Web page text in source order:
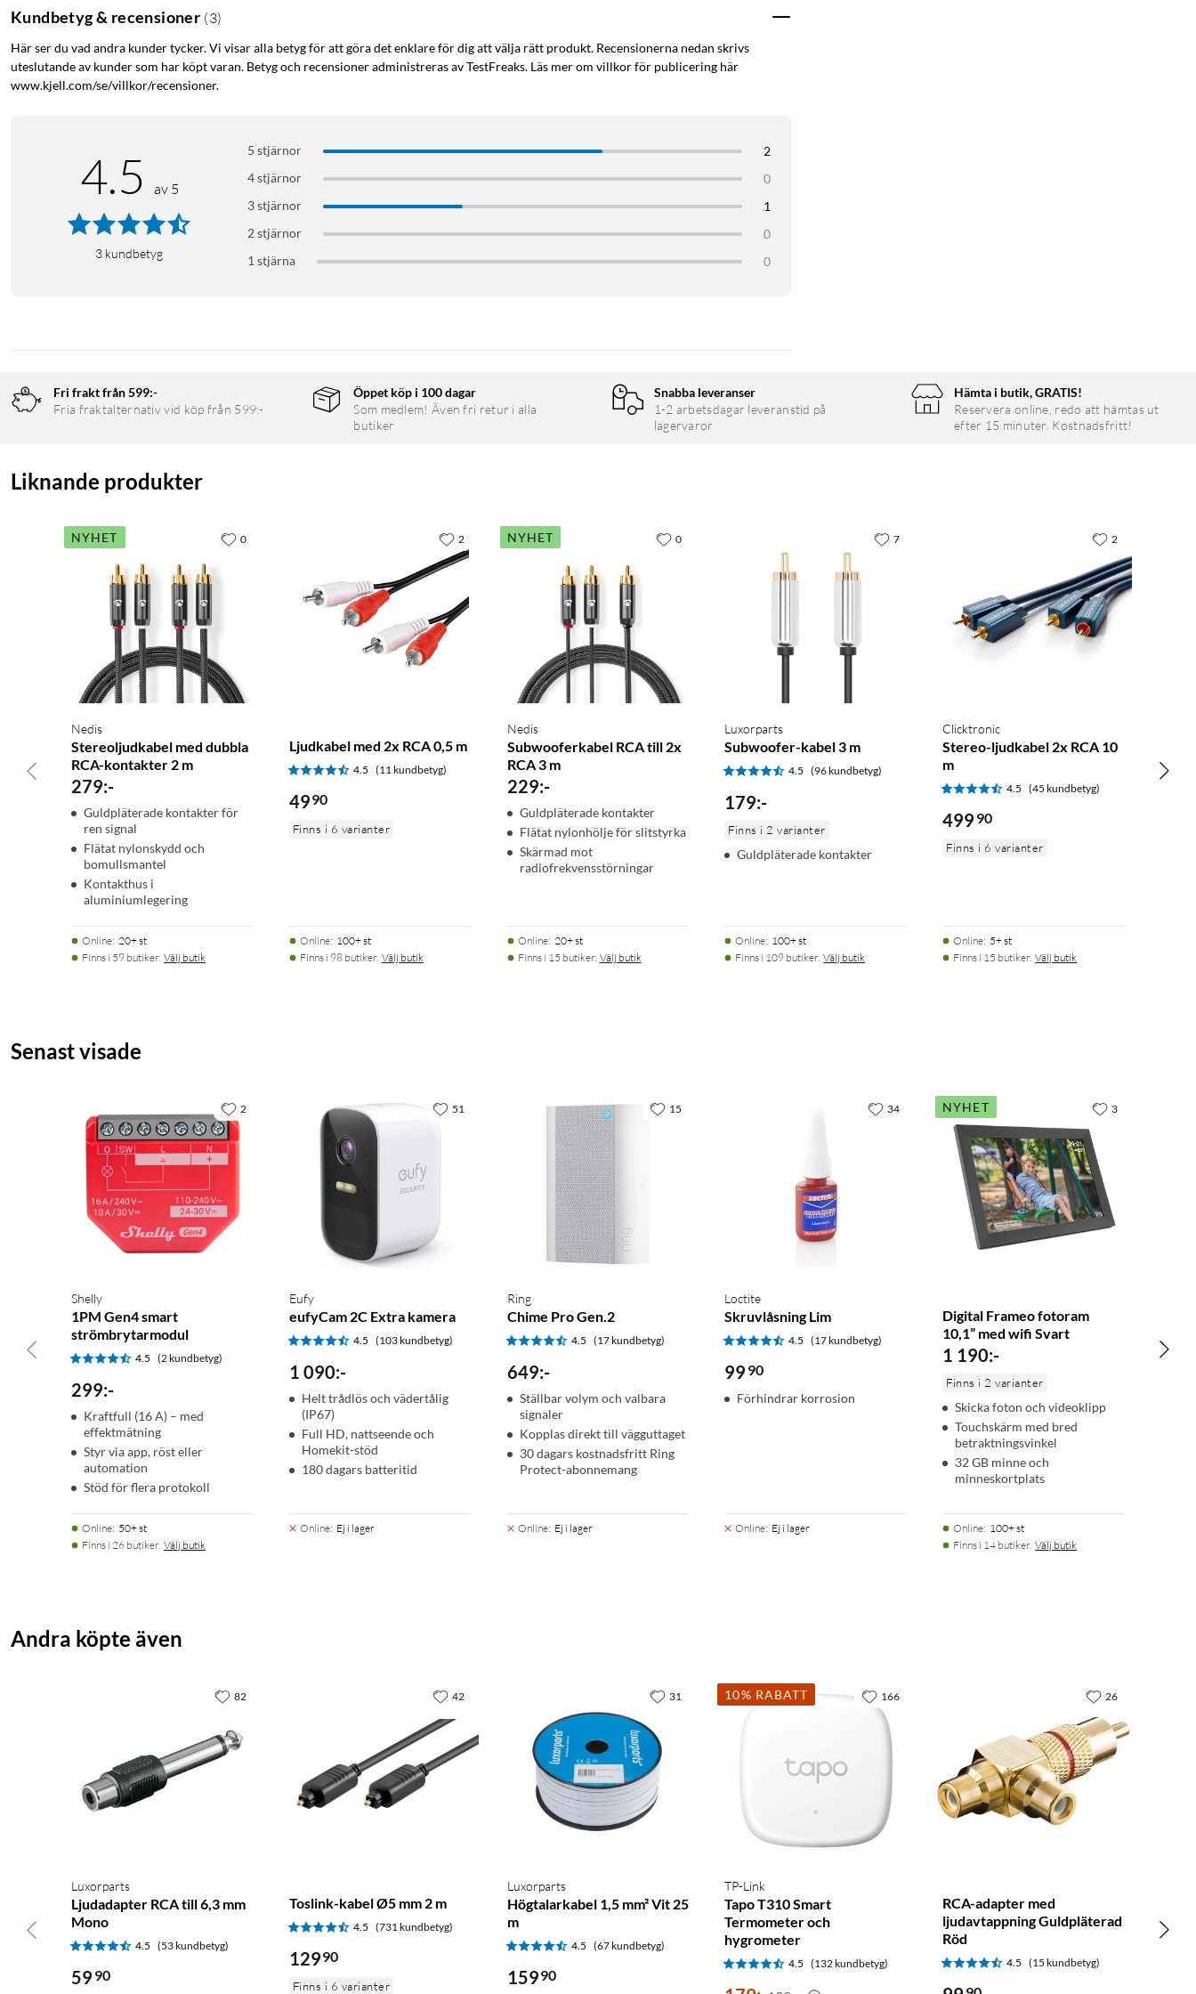
Stereo RCA-kabeln är avsedd för enheter med RCA-anslutning och används ofta tillsammans med förstärkare, högtalare,
mixerbord, tv-apparater och annan ljudutrustning. Färgkodningen gör det enkelt att koppla rätt kanal och säkerställer korrekt
Anslutning: RCA hane till RCA hane
Kontakter: Guldpläterade
Kabeltyp: Flätad textilmantel
Kundbetyg & recensioner (3)
Här ser du vad andra kunder tycker. Vi visar alla betyg för att göra det enklare för dig att välja rätt produkt. Recensionerna nedan skrivs
uteslutande av kunder som har köpt varan. Betyg och recensioner administreras av TestFreaks. Läs mer om villkor för publicering här
www.kjell.com/se/villkor/recensioner.
4.5 av 5
3 kundbetyg
5 stjärnor
2
4 stjärnor
0
3 stjärnor
1
2 stjärnor
0
1 stjärna
0
Fri frakt från 599:-
Fria fraktalternativ vid köp från 599:-
Öppet köp i 100 dagar
Som medlem! Även fri retur i alla
butiker
Snabba leveranser
1-2 arbetsdagar leveranstid på
lagervaror
Hämta i butik, GRATIS!
Reservera online, redo att hämtas ut
efter 15 minuter. Kostnadsfritt!
Liknande produkter
NYHET
Nedis
Stereoljudkabel med dubbla
RCA-kontakter 2 m
279:-
Guldpläterade kontakter för
ren signal
Flätat nylonskydd och
bomullsmantel
Kontakthus i
aluminiumlegering
Online: 20+ st
Finns i 59 butiker. Välj butik
0
Ljudkabel med 2x RCA 0,5 m
4.5 (11 kundbetyg)
4990
Finns i 6 varianter
Online: 100+ st
Finns i 98 butiker. Välj butik
2 NYHET
Nedis
Subwooferkabel RCA till 2x
RCA 3 m
229:-
Guldpläterade kontakter
Flätat nylonhölje för slitstyrka
Skärmad mot
radiofrekvensstörningar
Online: 20+ st
Finns i 15 butiker. Välj butik
0
Luxorparts
Subwoofer-kabel 3 m
4.5 (96 kundbetyg)
179:-
Finns i 2 varianter
Guldpläterade kontakter
Online: 100+ st
Finns i 109 butiker. Välj butik
7
Clicktronic
Stereo-ljudkabel 2x RCA 10
m
4.5 (45 kundbetyg)
499 90
Finns i 6 varianter
Online: 5+ st
Finns i 15 butiker. Välj butik
2
Senast visade
Shelly
1PM Gen4 smart
strömbrytarmodul
4.5 (2 kundbetyg)
299:-
Kraftfull (16 A) – med
effektmätning
Styr via app, röst eller
automation
Stöd för flera protokoll
Online: 50+ st
Finns i 26 butiker. Välj butik
2
Eufy
eufyCam 2C Extra kamera
4.5 (103 kundbetyg)
1 090:-
Helt trådlös och vädertålig
(IP67)
Full HD, nattseende och
Homekit-stöd
180 dagars batteritid
Online: Ej i lager
51
Ring
Chime Pro Gen.2
4.5 (17 kundbetyg)
649:-
Ställbar volym och valbara
signaler
Kopplas direkt till vägguttaget
30 dagars kostnadsfritt Ring
Protect-abonnemang
Online: Ej i lager
15
Loctite
Skruvlåsning Lim
4.5 (17 kundbetyg)
99 90
Förhindrar korrosion
Online: Ej i lager
34 NYHET
Digital Frameo fotoram
10,1” med wifi Svart
1 190:-
Finns i 2 varianter
Skicka foton och videoklipp
Touchskärm med bred
betraktningsvinkel
32 GB minne och
minneskortplats
Online: 100+ st
Finns i 14 butiker. Välj butik
3
Andra köpte även
Luxorparts
Ljudadapter RCA till 6,3 mm
Mono
4.5 (53 kundbetyg)
59 90
82
Toslink-kabel Ø5 mm 2 m
4.5 (731 kundbetyg)
12990
Finns i 6 varianter
42
Luxorparts
Högtalarkabel 1,5 mm² Vit 25
m
4.5 (67 kundbetyg)
15990
31 10% RABATT
TP-Link
Tapo T310 Smart
Termometer och
hygrometer
4.5 (132 kundbetyg)
166
RCA-adapter med
ljudavtappning Guldpläterad
Röd
4.5 (15 kundbetyg)
26